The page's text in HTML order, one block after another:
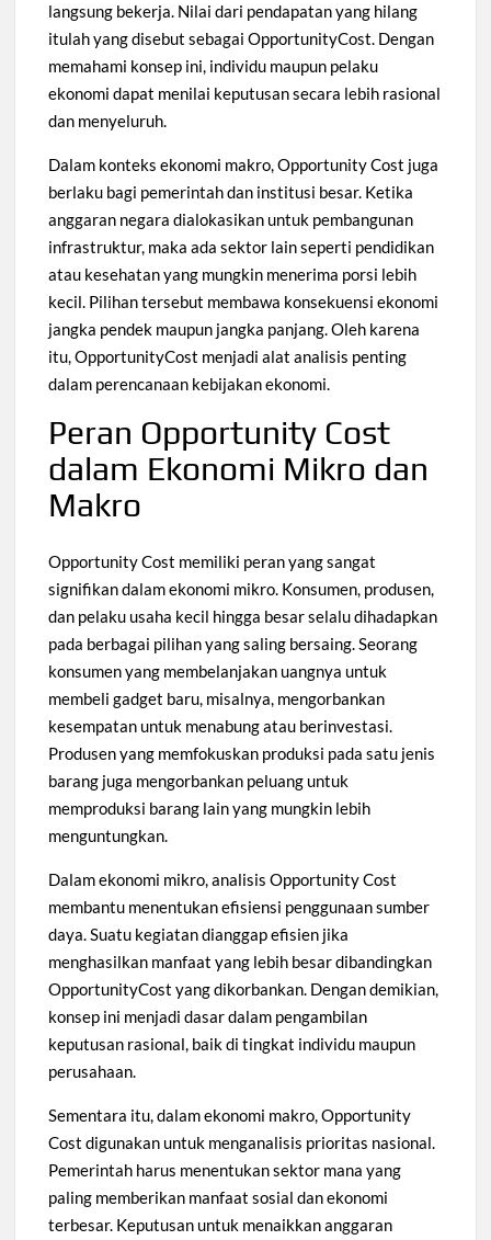
langsung bekerja. Nilai dari pendapatan yang hilang
itulah yang disebut sebagai OpportunityCost. Dengan
memahami konsep ini, individu maupun pelaku
ekonomi dapat menilai keputusan secara lebih rasional
dan menyeluruh.
Dalam konteks ekonomi makro, Opportunity Cost juga
berlaku bagi pemerintah dan institusi besar. Ketika
anggaran negara dialokasikan untuk pembangunan
infrastruktur, maka ada sektor lain seperti pendidikan
atau kesehatan yang mungkin menerima porsi lebih
kecil. Pilihan tersebut membawa konsekuensi ekonomi
jangka pendek maupun jangka panjang. Oleh karena
itu, OpportunityCost menjadi alat analisis penting
dalam perencanaan kebijakan ekonomi.
Peran Opportunity Cost
dalam Ekonomi Mikro dan
Makro
Opportunity Cost memiliki peran yang sangat
signifikan dalam ekonomi mikro. Konsumen, produsen,
dan pelaku usaha kecil hingga besar selalu dihadapkan
pada berbagai pilihan yang saling bersaing. Seorang
konsumen yang membelanjakan uangnya untuk
membeli gadget baru, misalnya, mengorbankan
kesempatan untuk menabung atau berinvestasi.
Produsen yang memfokuskan produksi pada satu jenis
barang juga mengorbankan peluang untuk
memproduksi barang lain yang mungkin lebih
menguntungkan.
Dalam ekonomi mikro, analisis Opportunity Cost
membantu menentukan efisiensi penggunaan sumber
daya. Suatu kegiatan dianggap efisien jika
menghasilkan manfaat yang lebih besar dibandingkan
OpportunityCost yang dikorbankan. Dengan demikian,
konsep ini menjadi dasar dalam pengambilan
keputusan rasional, baik di tingkat individu maupun
perusahaan.
Sementara itu, dalam ekonomi makro, Opportunity
Cost digunakan untuk menganalisis prioritas nasional.
Pemerintah harus menentukan sektor mana yang
paling memberikan manfaat sosial dan ekonomi
terbesar. Keputusan untuk menaikkan anggaran